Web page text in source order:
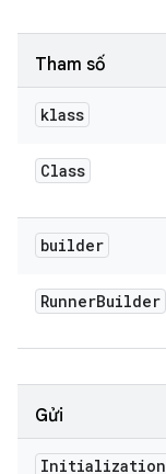
Tham số
klass
Class
builder
RunnerBuilder
Gửi
Initialization